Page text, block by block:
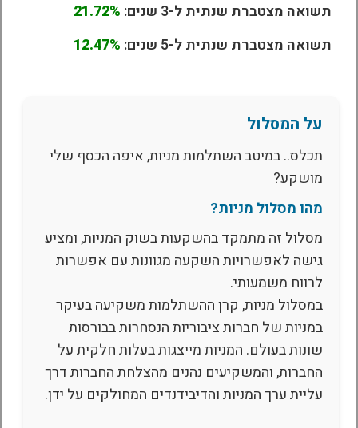
תשואה מצטברת שנתית ל-3 שנים:
21.72%
תשואה מצטברת שנתית ל-5 שנים:
12.47%
על המסלול
תכלס.. במיטב השתלמות מניות, איפה הכסף שלי
מושקע?
מהו מסלול מניות?
מסלול זה מתמקד בהשקעות בשוק המניות, ומציע
גישה לאפשרויות השקעה מגוונות עם אפשרות
לרווח משמעותי.
במסלול מניות, קרן ההשתלמות משקיעה בעיקר
במניות של חברות ציבוריות הנסחרות בבורסות
שונות בעולם. המניות מייצגות בעלות חלקית על
החברות, והמשקיעים נהנים מהצלחת החברות דרך
עליית ערך המניות והדיבידנדים המחולקים על ידן.